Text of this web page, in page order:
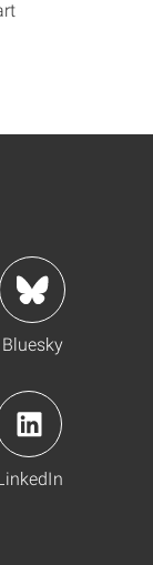
Bluesky